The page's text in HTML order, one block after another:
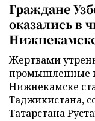
Граждане
оказались в
Жертвами
промышленные
Нижнекамске
Таджикистана,
Татарстана